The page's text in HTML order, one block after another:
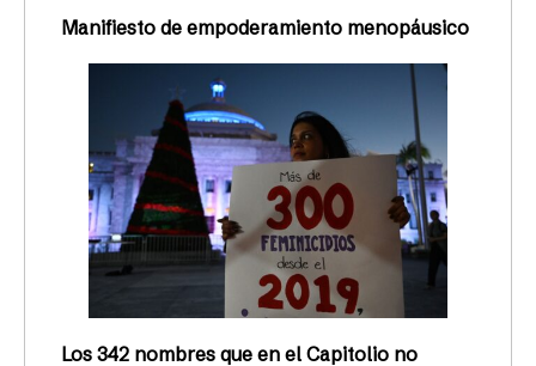
Manifiesto de empoderamiento menopáusico
Los 342 nombres que en el Capitolio no